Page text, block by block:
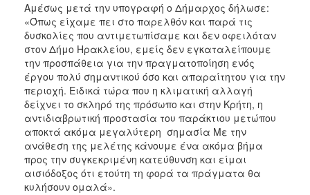
Αμέσως μετά την υπογραφή ο Δήμαρχος δήλωσε:
«Όπως είχαμε πει στο παρελθόν και παρά τις
δυσκολίες που αντιμετωπίσαμε και δεν οφειλόταν
στον Δήμο Ηρακλείου, εμείς δεν εγκαταλείπουμε
την προσπάθεια για την πραγματοποίηση ενός
έργου πολύ σημαντικού όσο και απαραίτητου για την
περιοχή. Ειδικά τώρα που η κλιματική αλλαγή
δείχνει το σκληρό της πρόσωπο και στην Κρήτη, η
αντιδιαβρωτική προστασία του παράκτιου μετώπου
αποκτά ακόμα μεγαλύτερη σημασία Με την
ανάθεση της μελέτης κάνουμε ένα ακόμα βήμα
προς την συγκεκριμένη κατεύθυνση και είμαι
αισιόδοξος ότι ετούτη τη φορά τα πράγματα θα
κυλήσουν ομαλά».